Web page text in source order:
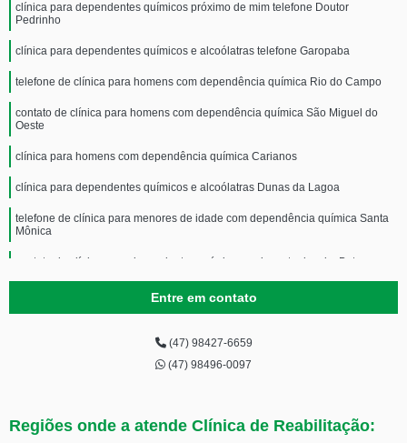
clínica para dependentes químicos próximo de mim telefone Doutor
Pedrinho
clínica para dependentes químicos e alcoólatras telefone Garopaba
telefone de clínica para homens com dependência química Rio do Campo
contato de clínica para homens com dependência química São Miguel do
Oeste
clínica para homens com dependência química Carianos
clínica para dependentes químicos e alcoólatras Dunas da Lagoa
telefone de clínica para menores de idade com dependência química Santa
Mônica
contato de clínica para dependentes químicos mais perto de mim Bates
contato de clínica para dependentes químicos Itaiópolis
telefone de clínica para dependente químico adolescente Tijucas
Entre em contato
(47) 98427-6659
(47) 98496-0097
Regiões onde a atende Clínica de Reabilitação: